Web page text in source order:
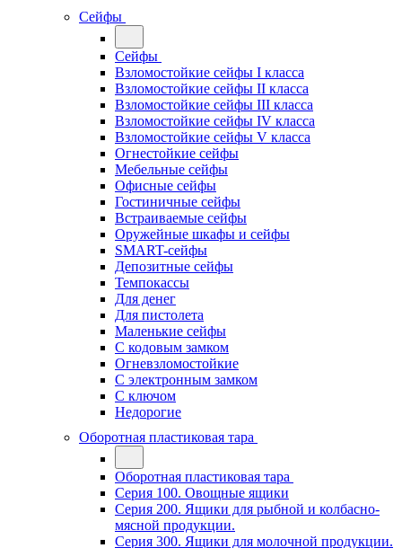
Сейфы
Сейфы
Взломостойкие сейфы I класса
Взломостойкие сейфы II класса
Взломостойкие сейфы III класса
Взломостойкие сейфы IV класса
Взломостойкие сейфы V класса
Огнестойкие сейфы
Мебельные сейфы
Офисные сейфы
Гостиничные сейфы
Встраиваемые сейфы
Оружейные шкафы и сейфы
SMART-сейфы
Депозитные сейфы
Темпокассы
Для денег
Для пистолета
Маленькие сейфы
С кодовым замком
Огневзломостойкие
С электронным замком
С ключом
Недорогие
Оборотная пластиковая тара
Оборотная пластиковая тара
Серия 100. Овощные ящики
Серия 200. Ящики для рыбной и колбасно-
мясной продукции.
Серия 300. Ящики для молочной продукции.